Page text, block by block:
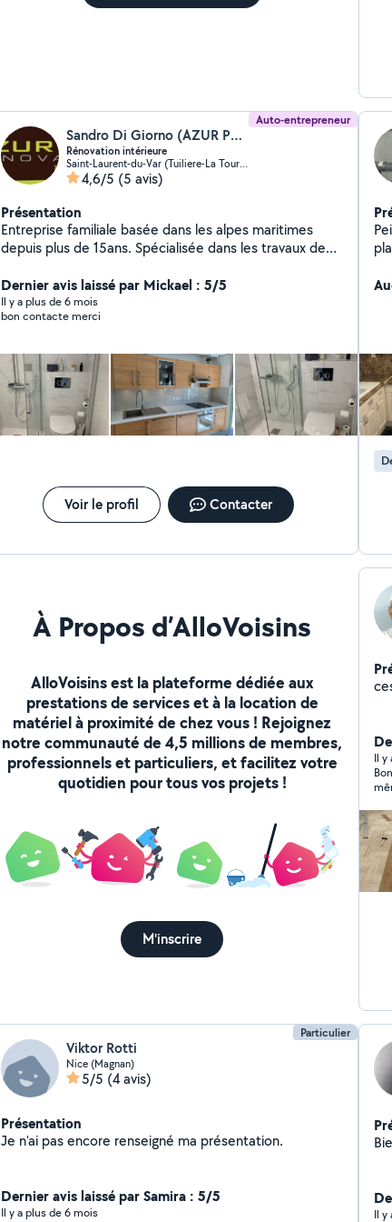
Auto-entrepreneur
Sandro Di Giorno (AZUR PCT Renovation)
Rénovation intérieure
Saint-Laurent-du-Var (Tuiliere-La Tour-Les Iscles-Les Crottes)
4,6/5 (5 avis)
Présentation
Entreprise familiale basée dans les alpes maritimes
depuis plus de 15ans. Spécialisée dans les travaux de
aménagements appartements, maisons, tout corps
d'états. Dépannage plomberie 7/7. Notre devise :
Qualité - Efficacité - satisfaction clients.
Dernier avis laissé par Mickael : 5/5
Il y a plus de 6 mois
bon contacte merci
Voir le profil Contacter
Peinture
À Propos d’AlloVoisins
AlloVoisins est la plateforme dédiée aux
prestations de services et à la location de
matériel à proximité de chez vous ! Rejoignez
notre communauté de 4,5 millions de membres,
professionnels et particuliers, et facilitez votre
quotidien pour tous vos projets !
M'inscrire
Il y
Particulier
Viktor Rotti
Nice (Magnan)
5/5 (4 avis)
Présentation
Je n'ai pas encore renseigné ma présentation.
Dernier avis laissé par Samira : 5/5
Il y a plus de 6 mois
Il y